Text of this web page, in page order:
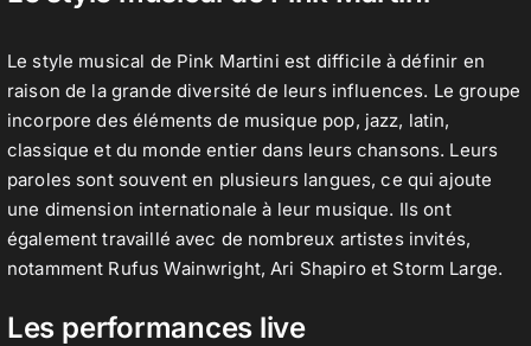
Le style musical de Pink Martini est difficile à définir en
raison de la grande diversité de leurs influences. Le groupe
incorpore des éléments de musique pop, jazz, latin,
classique et du monde entier dans leurs chansons. Leurs
paroles sont souvent en plusieurs langues, ce qui ajoute
une dimension internationale à leur musique. Ils ont
également travaillé avec de nombreux artistes invités,
notamment Rufus Wainwright, Ari Shapiro et Storm Large.
Les performances live